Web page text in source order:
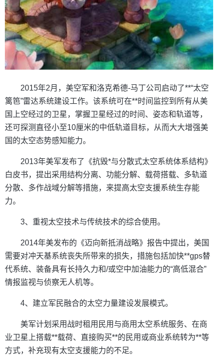
2015年2月，美空军和洛克希德-马丁公司启动了**“太空
篱笆”雷达系统建设工作。该系统可在**时间监控到所有从美
国上空经过的卫星，掌握卫星经过的时间、姿态和轨道等，
还可探测直径小至10厘米的中低轨道目标，从而大大增强美
国的太空态势感知能力。
2013年美军发布了《抗毁*与分散式太空系统体系结构》
白皮书，提出采用结构分离、功能分解、载荷搭载、多轨道
分散、多作战域分解等措施，来提高太空支援系统生存能
力。
3、重视太空技术与传统技术的综合使用。
2014年美发布的《迈向新抵消战略》报告中提出，美国
需要对冲天基系统丧失所带来的损失，措施包括加快**gps替
代系统、装备具有长持久力和/或空中加油能力的“高低混合”
情报监视与侦察无人机等。
4、建立军民融合的太空力量建设发展模式。
美军计划采用战时租用民用与商用太空系统服务、在商
业卫星上搭载**载荷、直接购买**的民用或商业系统转为**等
方式，补充现有太空支援能力的不足。